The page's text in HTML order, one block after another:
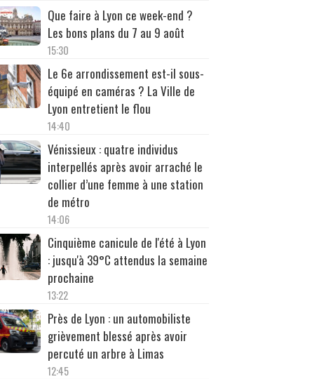
Que faire à Lyon ce week-end ?
Les bons plans du 7 au 9 août
15:30
Le 6e arrondissement est-il sous-
équipé en caméras ? La Ville de
Lyon entretient le flou
14:40
Vénissieux : quatre individus
interpellés après avoir arraché le
collier d’une femme à une station
de métro
14:06
Cinquième canicule de l'été à Lyon
: jusqu'à 39°C attendus la semaine
prochaine
13:22
Près de Lyon : un automobiliste
grièvement blessé après avoir
percuté un arbre à Limas
12:45